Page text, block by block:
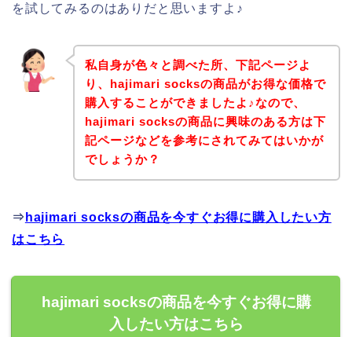
を試してみるのはありだと思いますよ♪
私自身が色々と調べた所、下記ページよ
り、hajimari socksの商品がお得な価格で
購入することができましたよ♪なので、
hajimari socksの商品に興味のある方は下
記ページなどを参考にされてみてはいかが
でしょうか？
⇒ hajimari socksの商品を今すぐお得に購入したい方
はこちら
hajimari socksの商品を今すぐお得に購
入したい方はこちら